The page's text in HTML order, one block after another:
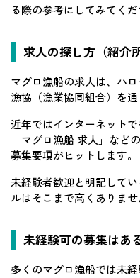
る際の参考にしてみてくだ
求人の探し方（紹介
マグロ漁船の求人は、ハ
漁協（漁業協同組合）を
近年ではインターネットで
「マグロ漁船 求人」など
募集要項がヒットします。
未経験者歓迎と明記して
ルはそこまで高くありませ
未経験可の募集はあ
多くのマグロ漁船では未